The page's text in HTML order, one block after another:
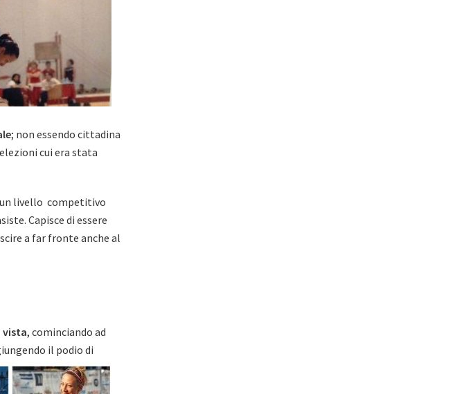
; non essendo cittadina
cui era stata
un livello competitivo
Capisce di essere
a far fronte anche al
vista, cominciando ad
il podio di